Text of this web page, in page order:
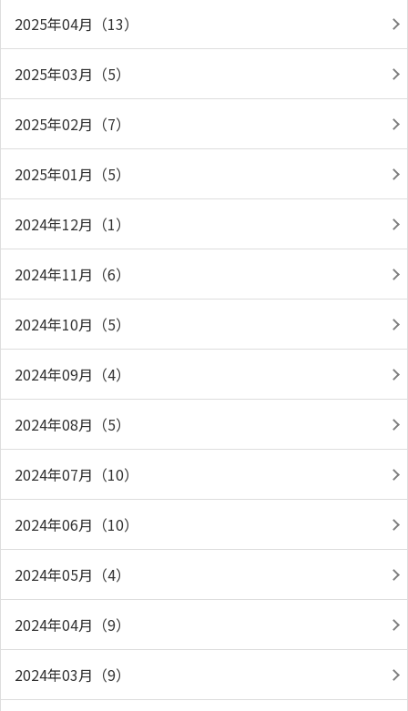
2025年04月（13）
2025年03月（5）
2025年02月（7）
2025年01月（5）
2024年12月（1）
2024年11月（6）
2024年10月（5）
2024年09月（4）
2024年08月（5）
2024年07月（10）
2024年06月（10）
2024年05月（4）
2024年04月（9）
2024年03月（9）